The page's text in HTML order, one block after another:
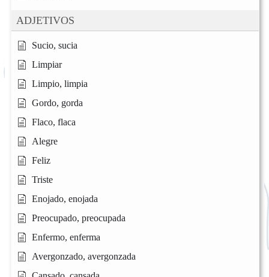
ADJETIVOS
Sucio, sucia
Limpiar
Limpio, limpia
Gordo, gorda
Flaco, flaca
Alegre
Feliz
Triste
Enojado, enojada
Preocupado, preocupada
Enfermo, enferma
Avergonzado, avergonzada